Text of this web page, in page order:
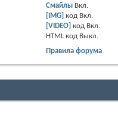
Смайлы Вкл.
[IMG] код Вкл.
[VIDEO] код Вкл.
HTML код Выкл.
Правила форума